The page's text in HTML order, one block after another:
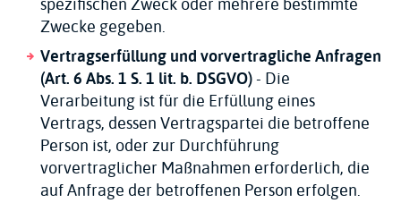
Zwecke gegeben.
Vertragserfüllung und vorvertragliche Anfragen
(Art. 6 Abs. 1 S. 1 lit. b. DSGVO)- Die
Verarbeitung ist für die Erfüllung eines
Vertrags, dessen Vertragspartei die betroffene
Person ist, oder zur Durchführung
vorvertraglicher Maßnahmen erforderlich, die
auf Anfrage der betroffenen Person erfolgen.